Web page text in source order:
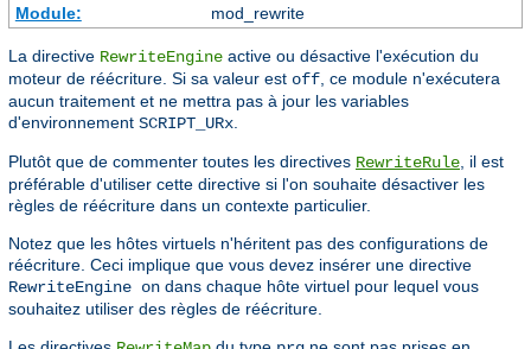
Module:
mod_rewrite
La directive RewriteEngine active ou désactive l'exécution du
moteur de réécriture. Si sa valeur est off , ce module n'exécutera
aucun traitement et ne mettra pas à jour les variables
d'environnement SCRIPT_URx
Plutôt que de commenter toutes les directives RewriteRule , il est
préférable d'utiliser cette directive si l'on souhaite désactiver les
règles de réécriture dans un contexte particulier.
Notez que les hôtes virtuels n'héritent pas des configurations de
réécriture. Ceci implique que vous devez insérer une directive
RewriteEngine on dans chaque hôte virtuel pour lequel vous
souhaitez utiliser des règles de réécriture.